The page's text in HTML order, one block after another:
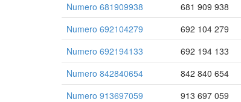
Numero 681909938
681 909 938
Numero 692104279
692 104 279
Numero 692194133
692 194 133
Numero 842840654
842 840 654
Numero 913697059
913 697 059